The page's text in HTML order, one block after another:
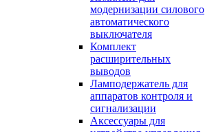
модернизации силового
автоматического
выключателя
Комплект
расширительных
выводов
Ламподержатель для
аппаратов контроля и
сигнализации
Аксессуары для